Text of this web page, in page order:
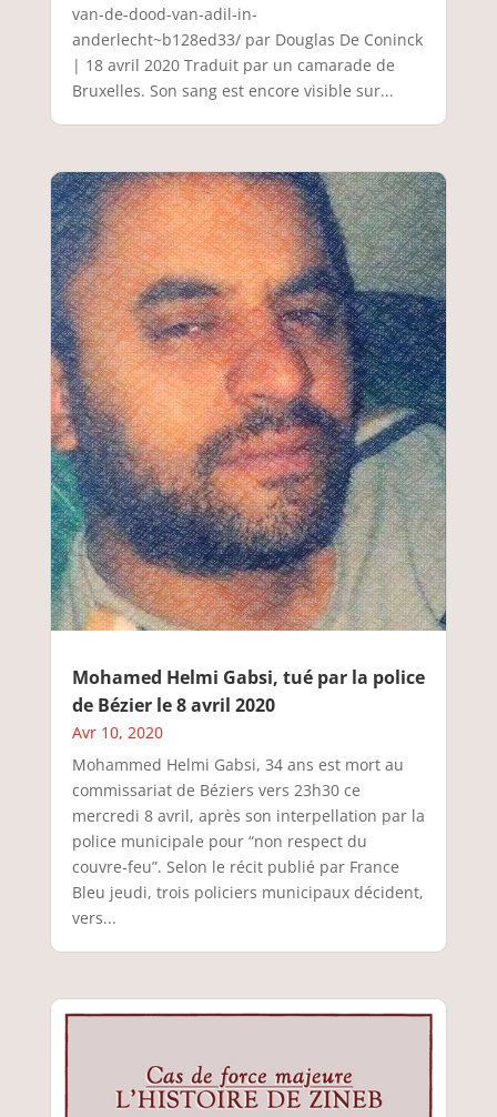
van-de-dood-van-adil-in-
anderlecht~b128ed33/ par Douglas De Coninck
| 18 avril 2020 Traduit par un camarade de
Bruxelles. Son sang est encore visible sur...
Mohamed Helmi Gabsi, tué par la police
de Bézier le 8 avril 2020
Avr 10, 2020
Mohammed Helmi Gabsi, 34 ans est mort au
commissariat de Béziers vers 23h30 ce
mercredi 8 avril, après son interpellation par la
police municipale pour “non respect du
couvre-feu”. Selon le récit publié par France
Bleu jeudi, trois policiers municipaux décident,
vers...